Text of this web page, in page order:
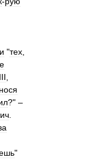
и "тех
?" –
"